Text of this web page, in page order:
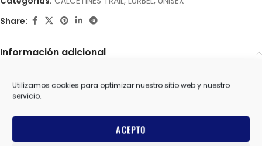
Utilizamos cookies para optimizar nuestro sitio web y nuestro
servicio.
ACEPTO
Share:
Información adicional